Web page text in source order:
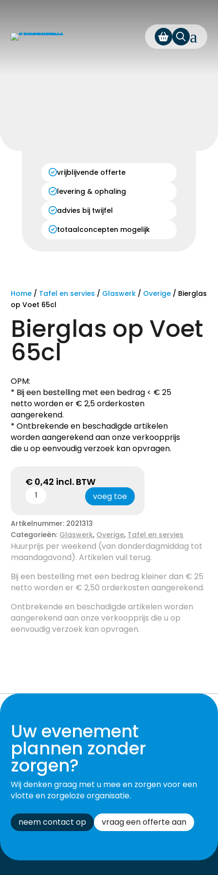
a
vrijblijvende offerte
levering & ophaling
advies bij twijfel
totaalconcepten mogelijk
Home / Tafel en servies / Glaswerk / Overige / Bierglas
op Voet 65cl
Bierglas op Voet
65cl
OPM:
* Bij een bestelling met een bedrag < € 25
netto worden er € 2,5 orderkosten
aangerekend.
* Ontbrekende en beschadigde artikelen
worden aangerekend aan onze verkoopprijs
die u op eenvoudig verzoek kan opvragen.
€ 0,42 incl. BTW
voeg toe
Artikelnummer: 2021313
Categorieën: Glaswerk, Overige, Tafel en servies
Huurprijs per weekend (van donderdagmiddag tot
maandagavond). Artikelen vuil terug.
Bij een bestelling met een bedrag kleiner dan € 25
netto worden er € 2,50 orderkosten aangerekend.
Ontbrekende en beschadigde artikelen worden
aangerekend aan onze verkoopprijs die u op
eenvoudig verzoek kan opvragen.
Uw evenement
plannen zonder
zorgen?
Wij denken graag met u mee en zorgen voor een
vlotte en zorgeloze organisatie.
neem contact op vraag een offerte aan